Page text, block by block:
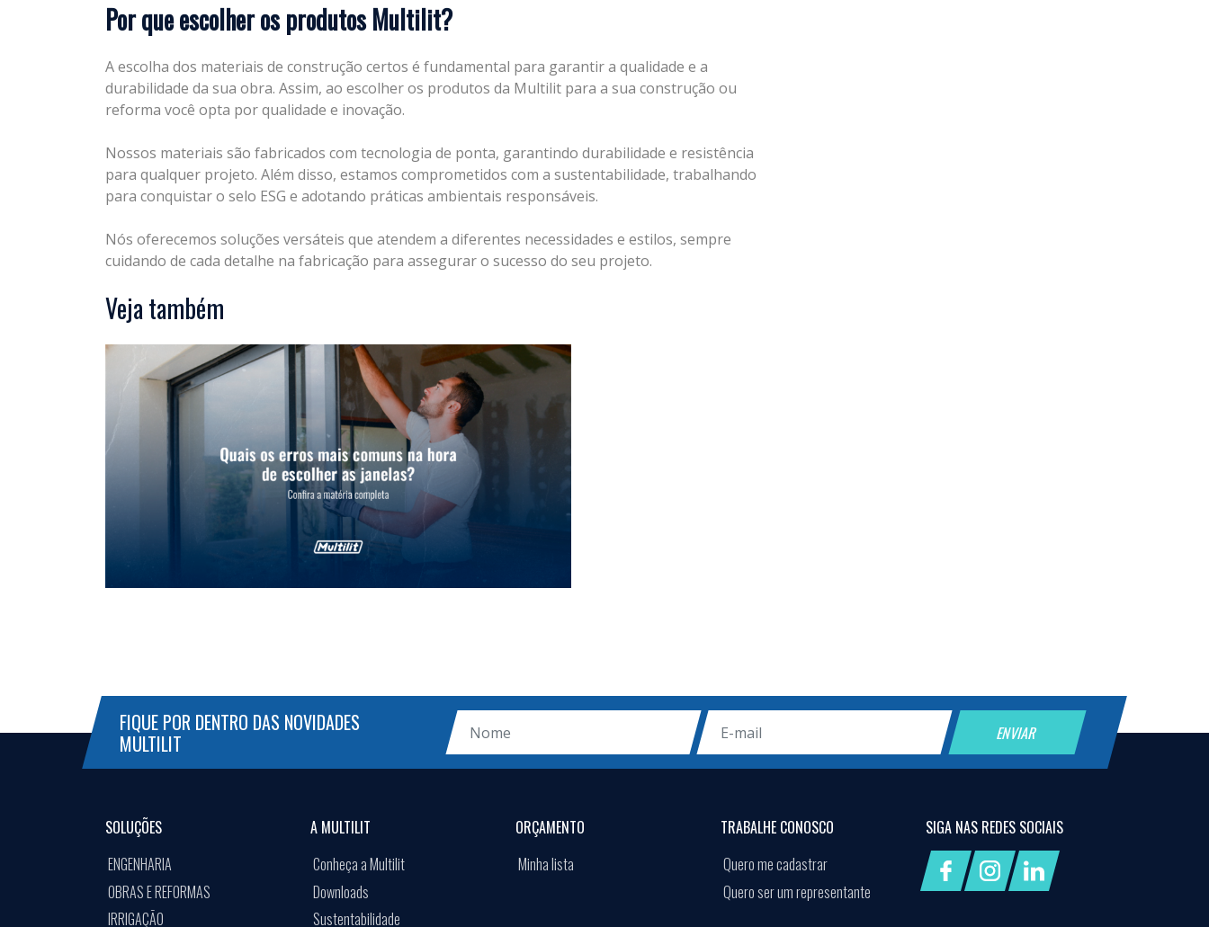
Por que escolher os produtos Multilit?
A escolha dos materiais de construção certos é fundamental para garantir a qualidade e a
durabilidade da sua obra. Assim, ao escolher os produtos da Multilit para a sua construção ou
reforma você opta por qualidade e inovação.
Nossos materiais são fabricados com tecnologia de ponta, garantindo durabilidade e resistência
para qualquer projeto. Além disso, estamos comprometidos com a sustentabilidade, trabalhando
para conquistar o selo ESG e adotando práticas ambientais responsáveis.
Nós oferecemos soluções versáteis que atendem a diferentes necessidades e estilos, sempre
cuidando de cada detalhe na fabricação para assegurar o sucesso do seu projeto.
Veja também
FIQUE POR DENTRO DAS NOVIDADES
MULTILIT
SOLUÇÕES
ENGENHARIA
OBRAS E REFORMAS
IRRIGAÇÃO
A MULTILIT
Conheça a Multilit
Downloads
Sustentabilidade
ORÇAMENTO
Minha lista
TRABALHE CONOSCO
Quero me cadastrar
Quero ser um representante
SIGA NAS REDES SOCIAIS